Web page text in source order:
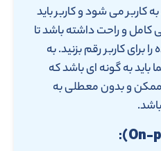
می شود و کاربر باید
و راحت داشته باشد تا
برای کاربر رقم بزنید. به
به گونه ای باشد که
ممکن و بدون معطلی به